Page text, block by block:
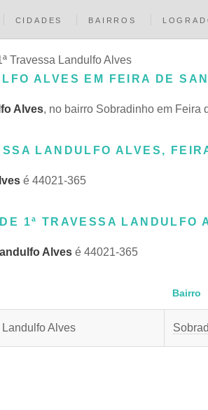
CIDADES BAIRROS
Travessa Landulfo Alves
ALVES EM FEIRA DE
Alves, no bairro Sobradinho em Feira
LANDULFO ALVES,
é 44021-365
1ª TRAVESSA
Alves é 44021-365
Bairro
Landulfo Alves